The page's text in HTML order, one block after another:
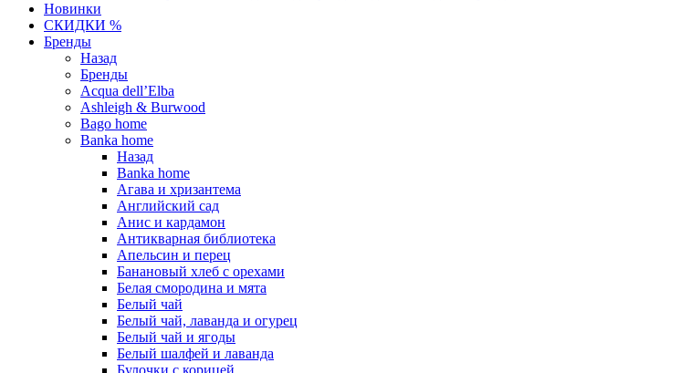
Новинки
СКИДКИ %
Бренды
Назад
Бренды
Acqua dell’Elba
Ashleigh & Burwood
Bago home
Banka home
Назад
Banka home
Агава и хризантема
Английский сад
Анис и кардамон
Антикварная библиотека
Апельсин и перец
Банановый хлеб с орехами
Белая смородина и мята
Белый чай
Белый чай, лаванда и огурец
Белый чай и ягоды
Белый шалфей и лаванда
Булочки с корицей